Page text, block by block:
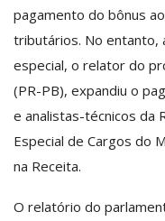
pagamento do bônus
tributários. No entanto,
especial, o relator do
(PR-PB), expandiu o
e analistas-técnicos da
Especial de Cargos do
na Receita.
O relatório do